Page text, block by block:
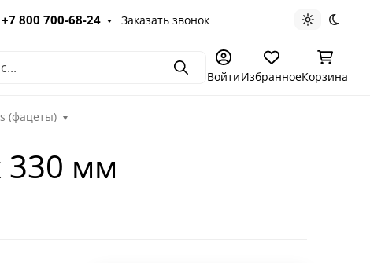
+7 800 700-68-24 Заказать звонок Светлая
ПоискВойтиИзбранноеКорзина
(фацеты)
330 мм